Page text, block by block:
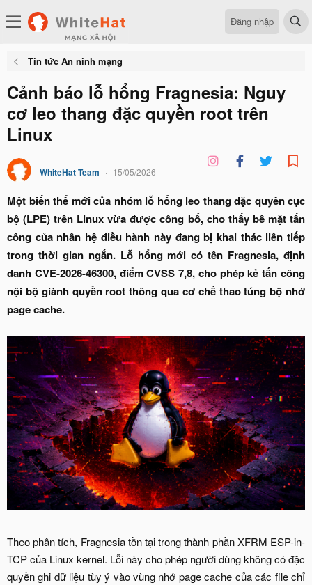
Đăng nhập
Tin tức An ninh mạng
Cảnh báo lỗ hổng Fragnesia: Nguy
cơ leo thang đặc quyền root trên
Linux
WhiteHat Team 15/05/2026
Một biến thể mới của nhóm lỗ hổng leo thang đặc quyền cục
bộ (LPE) trên Linux vừa được công bố, cho thấy bề mặt tấn
công của nhân hệ điều hành này đang bị khai thác liên tiếp
trong thời gian ngắn. Lỗ hổng mới có tên Fragnesia, định
danh CVE-2026-46300, điểm CVSS 7,8, cho phép kẻ tấn công
nội bộ giành quyền root thông qua cơ chế thao túng bộ nhớ
page cache.
Theo phân tích, Fragnesia tồn tại trong thành phần XFRM ESP-in-
TCP của Linux kernel. Lỗi này cho phép người dùng không có đặc
quyền ghi dữ liệu tùy ý vào vùng nhớ page cache của các file chỉ